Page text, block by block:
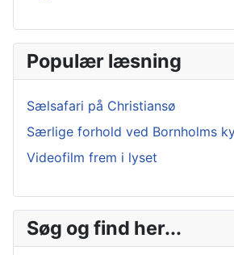
Populær læsning
Sælsafari på Christiansø
Særlige forhold ved Bornholms
Videofilm frem i lyset
Søg og find her...